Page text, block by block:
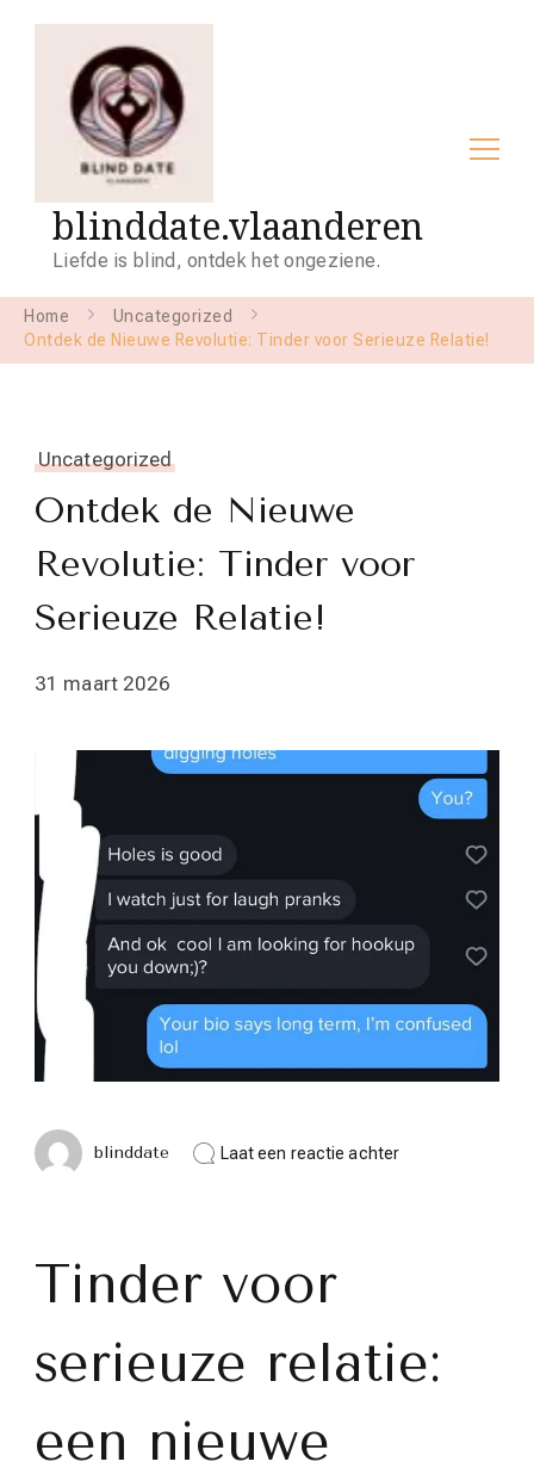
blinddate.vlaanderen
Liefde is blind, ontdek het ongeziene.
Home
Uncategorized
Ontdek de Nieuwe Revolutie: Tinder voor Serieuze Relatie!
Uncategorized
Ontdek de Nieuwe
Revolutie: Tinder voor
Serieuze Relatie!
31 maart 2026
blinddate Laat een reactie achterop
Tinder voor
serieuze relatie:
een nieuwe